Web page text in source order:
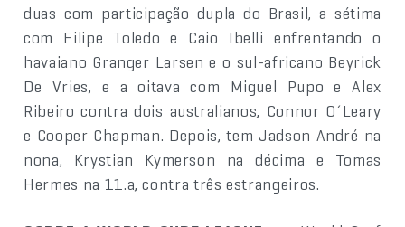
duas com participação dupla do Brasil, a sétima
com Filipe Toledo e Caio Ibelli enfrentando o
havaiano Granger Larsen e o sul-africano Beyrick
De Vries, e a oitava com Miguel Pupo e Alex
Ribeiro contra dois australianos, Connor O´Leary
e Cooper Chapman. Depois, tem Jadson André na
nona, Krystian Kymerson na décima e Tomas
Hermes na 11.a, contra três estrangeiros.